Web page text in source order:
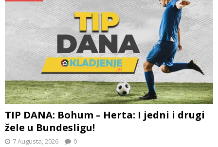
TIP DANA: Bohum – Herta: I jedni i drugi
žele u Bundesligu!
7 Augusta, 2026 0